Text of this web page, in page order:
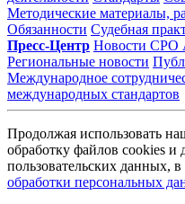
Методические материалы,
Обязанности Судебная
Пресс-Центр Новости
Региональные новости
Международное
международных стандартов
Продолжая использовать
обработку файлов cookies и
пользовательских данных, в
обработки персональных